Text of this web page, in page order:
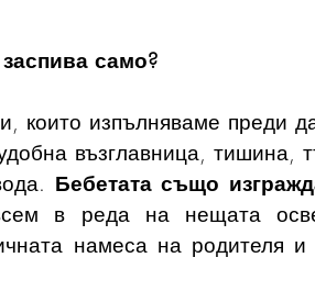
само?
които изпълняваме преди
възглавница, тишина,
Бебетата също
в реда на нещата
намеса на родителя